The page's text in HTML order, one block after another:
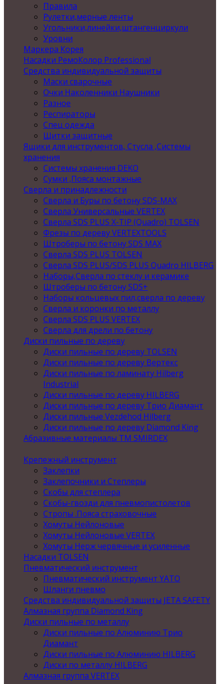
Правила
Рулетки,мерные ленты
Угольники,линейки,штангенциркули
Уровни
Маркера Корея
Насадки РемоКолор Professional
Средства индивидуальной защиты
Маски сварочные
Очки Наколенники Наушники
Разное
Респираторы
Спец одежда
Щитки защитные
Ящики для инструментов, Стусла ,Системы
хранения
Системы хранения DEKO
Сумки ,Пояса монтажные
Сверла и принадлежности
Сверла и Буры по бетону SDS-MAX
Сверла Универсальные VERTEX
Сверла SDS PLUS X-TIP (Quadro) TOLSEN
Фрезы по дереву VERTEXTOOLS
Штроберы по бетону SDS MAX
Сверла SDS PLUS TOLSEN
Сверла SDS PLUS/SDS PLUS Quadro HILBERG
Наборы,Сверла по стеклу и керамике
Штроберы по бетону SDS+
Наборы кольцевых пил,сверла по дереву
Сверла и коронки по металлу
Сверла SDS PLUS VERTEX
Сверла для дрели по бетону
Диски пильные по дереву
Диски пильные по дереву TOLSEN
Диски пильные по дереву Вертекс
Диски пильные по ламинату Hilberg
Industrial
Диски пильные по дереву HILBERG
Диски пильные по дереву Трио Диамант
Диски пильные Vezdehod Hilberg
Диски пильные по дереву Diamond King
Абразивные материалы ТМ SMIRDEX
Крепежный инструмент
Заклепки
Заклепочники и Степлеры
Скобы для степлера
Скобы-гвозди для пневмопистолетов
Стропы .Пояса страховочные
Хомуты Нейлоновые
Хомуты Нейлоновые VERTEX
Хомуты Нерж червячные и усиленные
Насадки TOLSEN
Пневматический инструмент
Пневматический инструмент YATO
Шланги пневмо
Средства индивидуальной защиты JETA SAFETY
Алмазная группа Diamond King
Диски пильные по металлу
Диски пильные по Алюминию Трио
Диамант
Диски пильные по Алюминию HILBERG
Диски по металлу HILBERG
Алмазная группа VERTEX